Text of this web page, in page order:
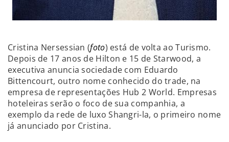
Cristina Nersessian (foto) está de volta ao Turismo.
Depois de 17 anos de Hilton e 15 de Starwood, a
executiva anuncia sociedade com Eduardo
Bittencourt, outro nome conhecido do trade, na
empresa de representações Hub 2 World. Empresas
hoteleiras serão o foco de sua companhia, a
exemplo da rede de luxo Shangri-la, o primeiro nome
já anunciado por Cristina.